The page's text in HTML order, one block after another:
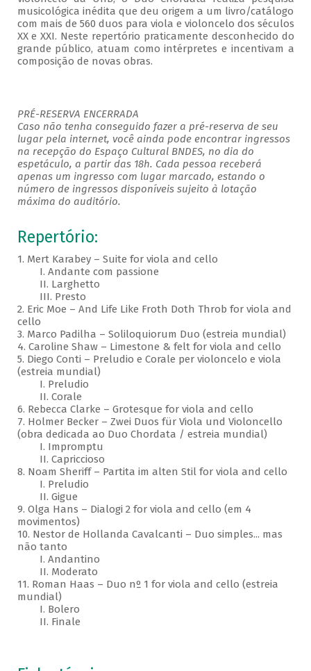
musicológica inédita que deu origem a um livro/catálogo
com mais de 560 duos para viola e violoncelo dos séculos
XX e XXI. Neste repertório praticamente desconhecido do
grande público, atuam como intérpretes e incentivam a
composição de novas obras.
PRÉ-RESERVA ENCERRADA
Caso não tenha conseguido fazer a pré-reserva de seu
lugar pela internet, você ainda pode encontrar ingressos
na recepção do Espaço Cultural BNDES, no dia do
espetáculo, a partir das 18h. Cada pessoa receberá
apenas um ingresso com lugar marcado, estando o
número de ingressos disponíveis sujeito à lotação
máxima do auditório.
Repertório:
1. Mert Karabey – Suite for viola and cello
I. Andante com passione
II. Larghetto
III. Presto
2. Eric Moe – And Life Like Froth Doth Throb for viola and
cello
3. Marco Padilha – Soliloquiorum Duo (estreia mundial)
4. Caroline Shaw – Limestone & felt for viola and cello
5. Diego Conti – Preludio e Corale per violoncelo e viola
(estreia mundial)
I. Preludio
II. Corale
6. Rebecca Clarke – Grotesque for viola and cello
7. Holmer Becker – Zwei Duos für Viola und Violoncello
(obra dedicada ao Duo Chordata / estreia mundial)
I. Impromptu
II. Capriccioso
8. Noam Sheriff – Partita im alten Stil for viola and cello
I. Preludio
II. Gigue
9. Olga Hans – Dialogi 2 for viola and cello (em 4
movimentos)
10. Nestor de Hollanda Cavalcanti – Duo simples... mas
não tanto
I. Andantino
II. Moderato
11. Roman Haas – Duo nº 1 for viola and cello (estreia
mundial)
I. Bolero
II. Finale